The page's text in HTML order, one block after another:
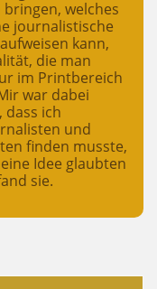
bringen, welches
journalistische
kann,
die man
im Printbereich
war dabei
dass ich
und
finden musste,
Idee glaubten
sie.